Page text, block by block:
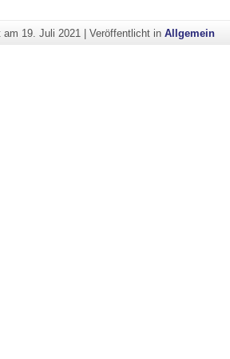
am 19. Juli 2021 |Veröffentlicht inAllgemein